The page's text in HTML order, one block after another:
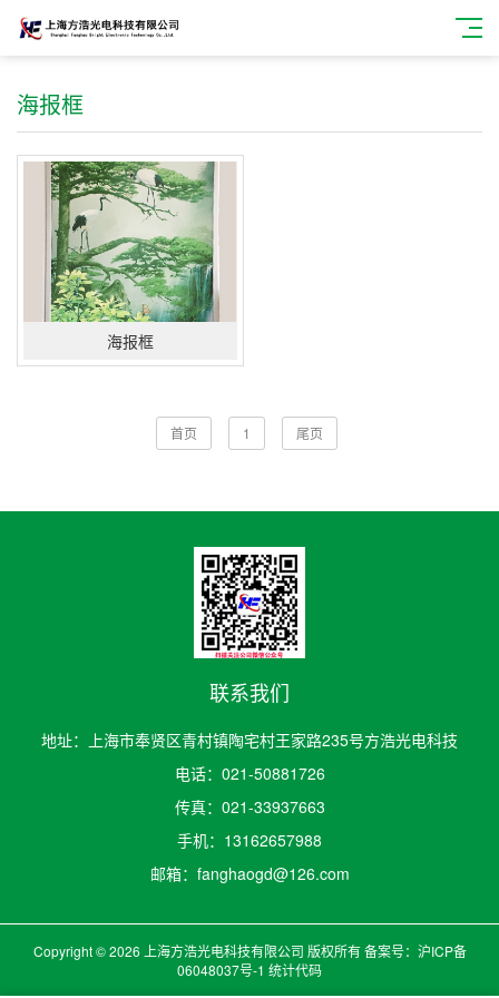
海报框
海报框
首页 1 尾页
联系我们
地址：上海市奉贤区青村镇陶宅村王家路235号方浩光电科技
电话：021-50881726
传真：021-33937663
手机：13162657988
邮箱：fanghaogd@126.com
Copyright © 2026 上海方浩光电科技有限公司 版权所有 备案号： 沪ICP备
06048037号-1 统计代码